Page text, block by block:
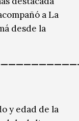
a La
desde la
y edad de la